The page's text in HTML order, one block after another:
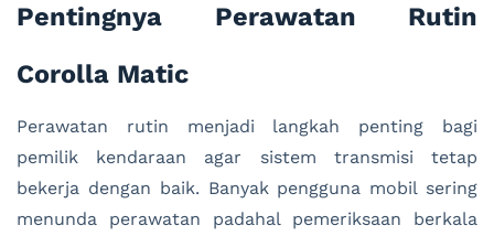
Pentingnya Perawatan Rutin
Corolla Matic
Perawatan rutin menjadi langkah penting bagi
pemilik kendaraan agar sistem transmisi tetap
bekerja dengan baik. Banyak pengguna mobil sering
menunda perawatan padahal pemeriksaan berkala